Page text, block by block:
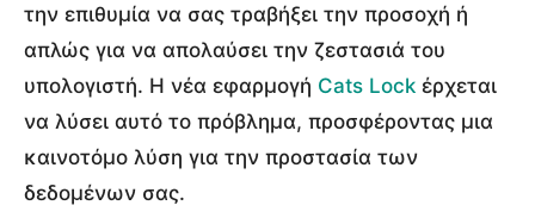
την επιθυμία να σας τραβήξει την προσοχή ή
απλώς για να απολαύσει την ζεστασιά του
υπολογιστή. Η νέα εφαρμογή Cats Lock έρχεται
να λύσει αυτό το πρόβλημα, προσφέροντας μια
καινοτόμο λύση για την προστασία των
δεδομένων σας.